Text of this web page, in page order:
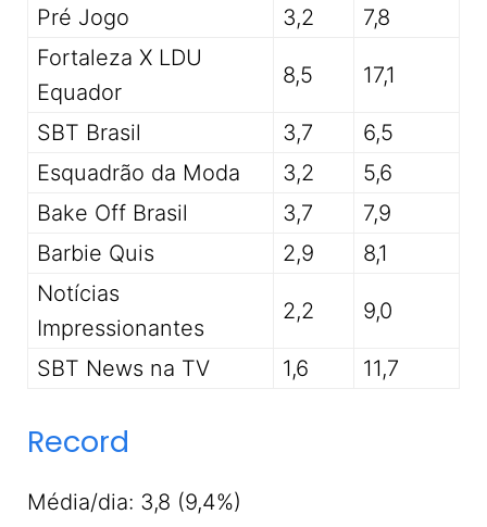
Pré Jogo 3,2
7,8
Fortaleza X LDU
Equador
8,5 17,1
SBT Brasil 3,7
6,5
Esquadrão da Moda
3,2
5,6
Bake Off Brasil
3,7
7,9
Barbie Quis
2,9
8,1
Notícias
Impressionantes
2,2 9,0
SBT News na TV 1,6 11,7
Record
Média/dia: 3,8 (9,4%)